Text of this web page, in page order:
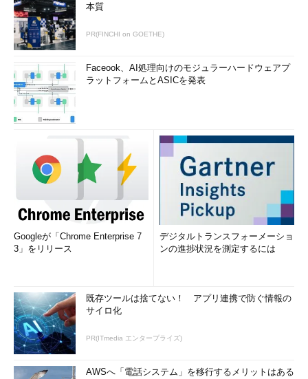
本質
PR(FINCHI on GOETHE)
Faceook、AI処理向けのモジュラーハードウェアプ
ラットフォームとASICを発表
Googleが「Chrome Enterprise 7
3」をリリース
デジタルトランスフォーメーショ
ンの進捗状況を測定するには
既存ツールは捨てない！ アプリ連携で防ぐ情報の
サイロ化
PR(ITmedia エンタープライズ)
AWSへ「電話システム」を移行するメリットはある